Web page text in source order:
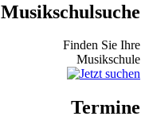
Musikschulsuche
Finden Sie Ihre
Musikschule
Termine